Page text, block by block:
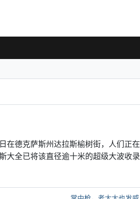
在德克萨斯州达拉斯榆树街，人们正在
大全已将该直径逾十米的超级大波收录